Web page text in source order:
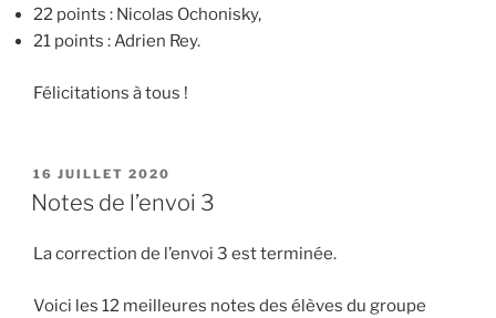
22 points : Nicolas Ochonisky,
21 points : Adrien Rey.
Félicitations à tous !
PUBLIÉ
LE
16 JUILLET 2020
Notes de l’envoi 3
La correction de l’envoi 3 est terminée.
Voici les 12 meilleures notes des élèves du groupe